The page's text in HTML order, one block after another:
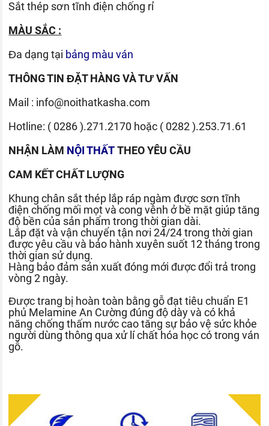
Sắt thép sơn tĩnh điện chống rỉ
MÀU SẮC :
Đa dạng tại bảng màu ván
THÔNG TIN ĐẶT HÀNG VÀ TƯ VẤN
Mail : info@noithatkasha.com
Hotline: ( 0286 ).271.2170 hoặc ( 0282 ).253.71.61
NHẬN LÀM NỘI THẤTTHEO YÊU CẦU
CAM KẾT CHẤT LƯỢNG
Khung chân sắt thép lắp ráp ngàm được sơn tĩnh
điện chống mối mọt và cong vênh ở bề mặt giúp tăng
độ bền của sản phẩm trong thời gian dài.
Lắp đặt và vận chuyển tận nơi 24/24 trong thời gian
được yêu cầu và bảo hành xuyên suốt 12 tháng trong
thời gian sử dụng.
Hàng bảo đảm sản xuất đóng mới được đổi trả trong
vòng 2 ngày.
Được trang bị hoàn toàn bằng gỗ đạt tiêu chuẩn E1
phủ Melamine An Cường đúng độ dày và có khả
năng chống thấm nước cao tăng sự bảo vệ sức khỏe
người dùng thông qua xử lí chất hóa học có trong ván
gỗ.